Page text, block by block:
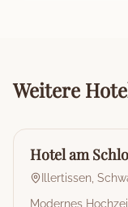
Weitere
Hotel
Hotel am
Illertissen
Modernes